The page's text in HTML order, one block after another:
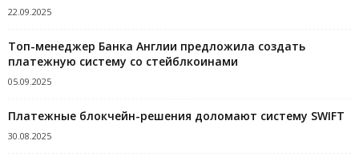
22.09.2025
Топ-менеджер Банка Англии предложила создать
платежную систему со стейблкоинами
05.09.2025
Платежные блокчейн-решения доломают систему SWIFT
30.08.2025